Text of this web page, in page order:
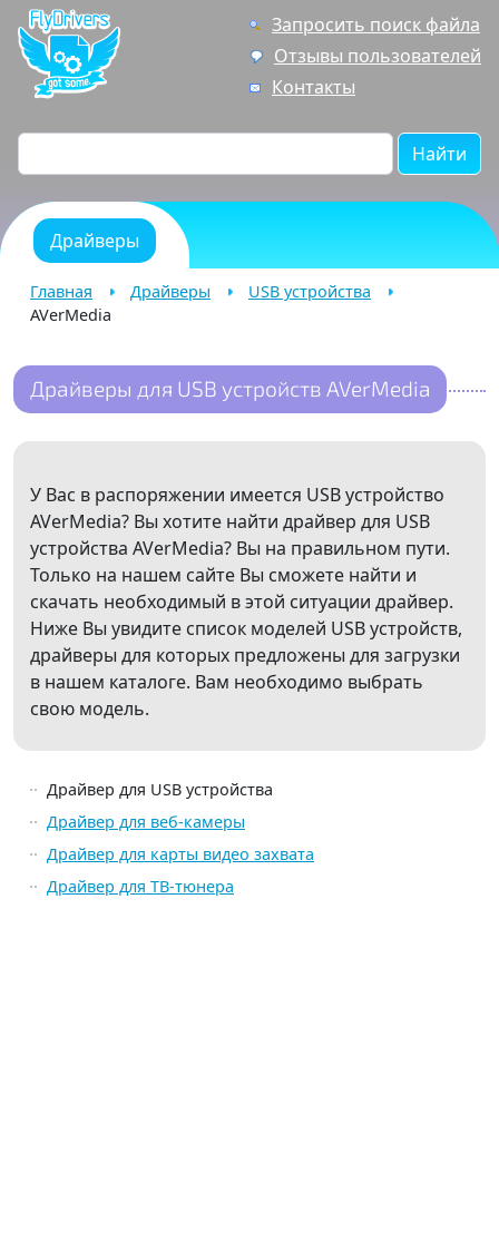
Запросить поиск файла
Отзывы пользователей
Контакты
Найти
Драйверы
Главная Драйверы
USB устройства
AVerMedia
Драйверы для USB устройств AVerMedia
У Вас в распоряжении имеется USB устройство
AVerMedia? Вы хотите найти драйвер для USB
устройства AVerMedia? Вы на правильном пути.
Только на нашем сайте Вы сможете найти и
скачать необходимый в этой ситуации драйвер.
Ниже Вы увидите список моделей USB устройств,
драйверы для которых предложены для загрузки
в нашем каталоге. Вам необходимо выбрать
свою модель.
Драйвер для USB устройства
Драйвер для веб-камеры
Драйвер для карты видео захвата
Драйвер для ТВ-тюнера